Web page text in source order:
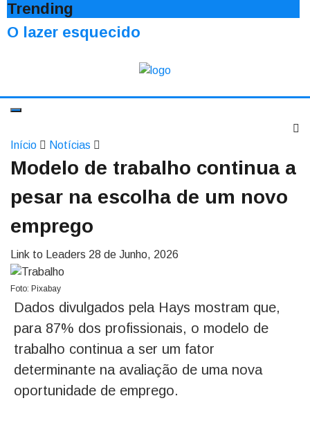
Trending
O lazer esquecido
Início Notícias
Modelo de trabalho continua a
pesar na escolha de um novo
emprego
Link to Leaders 28 de Junho, 2026
Foto: Pixabay
Dados divulgados pela Hays mostram que,
para 87% dos profissionais, o modelo de
trabalho continua a ser um fator
determinante na avaliação de uma nova
oportunidade de emprego.